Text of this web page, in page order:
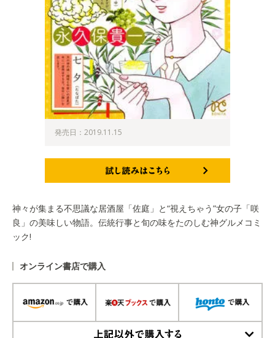
発売日：2019.11.15
神々が集まる不思議な居酒屋「佐庭」と“視えちゃう”女の子「咲
良」の美味しい物語。伝統行事と旬の味をたのしむ神グルメコミ
ック!
オンライン書店で購入